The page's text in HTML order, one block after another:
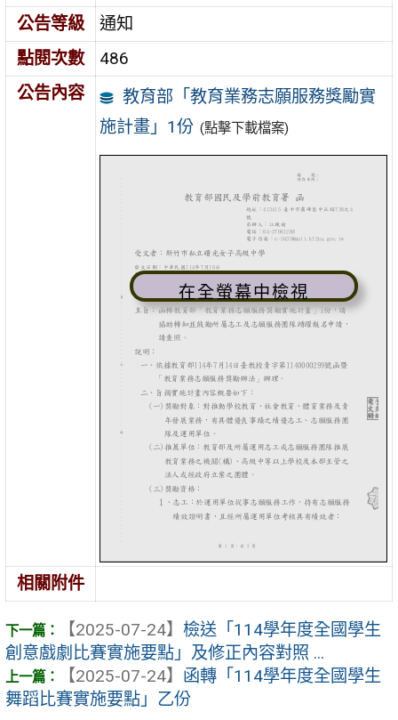
公告等級
通知
點閱次數
486
公告內容
教育部「教育業務志願服務獎勵實
施計畫」1份 (點擊下載檔案)
在全螢幕中檢視
相關附件
【2025-07-24】 檢送「114學年度全國學生
創意戲劇比賽實施要點」及修正內容對照 ...
【2025-07-24】 函轉「114學年度全國學生
舞蹈比賽實施要點」乙份